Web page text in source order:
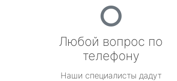
Любой вопрос по
телефону
Наши специалисты дадут